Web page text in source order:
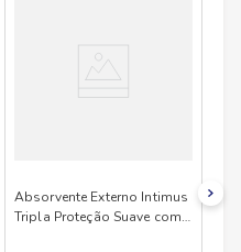
Absorvente Externo Intimus
Tripla Proteção Suave com